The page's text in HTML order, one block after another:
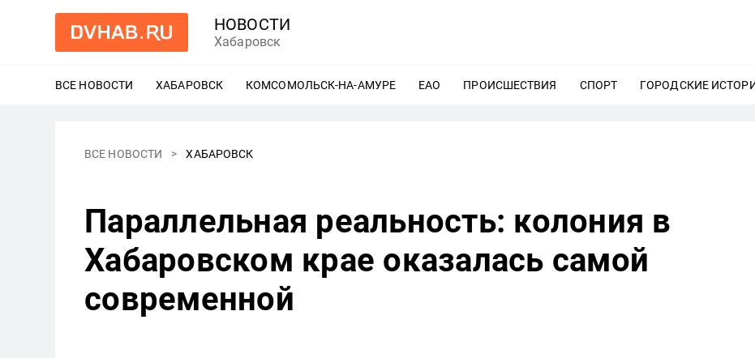
НОВОСТИ
Хабаровск
ВСЕ НОВОСТИ ХАБАРОВСК ЕЩЕ
КОМСОМОЛЬСК-НА-АМУРЕ ЕЩЕ
ЕАО ЕЩЕ
ПРОИСШЕСТВИЯ ЕЩЕ
СПОРТ ЕЩЕ
ГОРОДСКИЕ
ВСЕ НОВОСТИ ХАБАРОВСК
Параллельная реальность: колония в
Хабаровском крае оказалась самой
современной